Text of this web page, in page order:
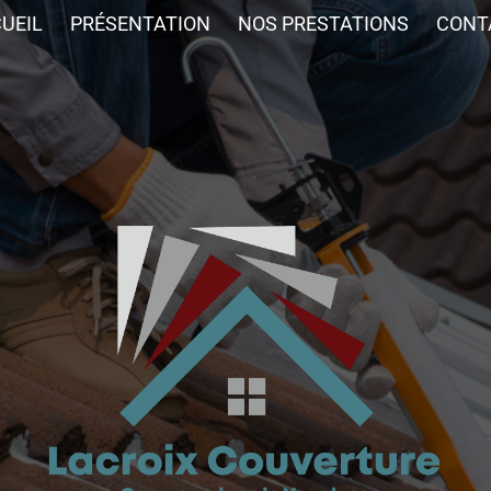
PRÉSENTATION NOS PRESTATIONS